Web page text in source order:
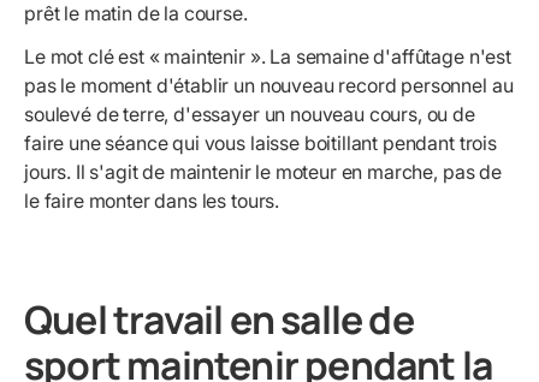
prêt le matin de la course.
Le mot clé est « maintenir ». La semaine d'affûtage n'est
pas le moment d'établir un nouveau record personnel au
soulevé de terre, d'essayer un nouveau cours, ou de
faire une séance qui vous laisse boitillant pendant trois
jours. Il s'agit de maintenir le moteur en marche, pas de
le faire monter dans les tours.
Quel travail en salle de
sport maintenir pendant la